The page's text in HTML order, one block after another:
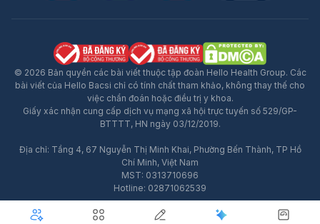
Quảng Cáo
© 2026 Bản quyền các bài viết thuộc tập đoàn Hello Health Group. Các
bài viết của Hello Bacsi chỉ có tính chất tham khảo, không thay thế cho
việc chẩn đoán hoặc điều trị y khoa.
Giấy xác nhận cung cấp dịch vụ mạng xã hội trực tuyến số 529/GP-
BTTTT, HN ngày 03/12/2019.
Địa chỉ: Tầng 4, 67 Nguyễn Thị Minh Khai, Phường Bến Thành, TP Hồ
Chí Minh, Việt Nam
MST: 0313710696
Hotline: 02871062539